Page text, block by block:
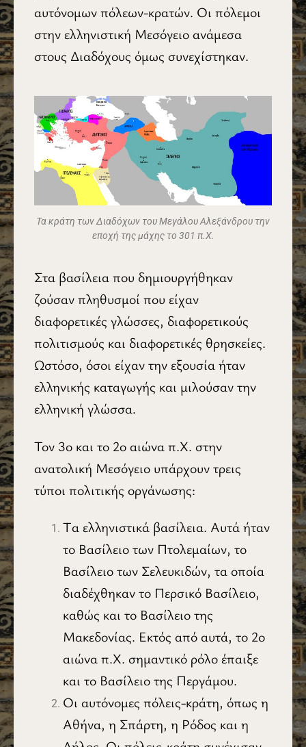
αυτόνομων πόλεων-κρατών. Οι πόλεμοι
στην ελληνιστική Μεσόγειο ανάμεσα
στους Διαδόχους όμως συνεχίστηκαν.
Τα κράτη των Διαδόχων του Μεγάλου Αλεξάνδρου την
εποχή της μάχης το 301 π.Χ.
Στα βασίλεια που δημιουργήθηκαν
ζούσαν πληθυσμοί που είχαν
διαφορετικές γλώσσες, διαφορετικούς
πολιτισμούς και διαφορετικές θρησκείες.
Ωστόσο, όσοι είχαν την εξουσία ήταν
ελληνικής καταγωγής και μιλούσαν την
ελληνική γλώσσα.
Τον 3ο και το 2ο αιώνα π.Χ. στην
ανατολική Μεσόγειο υπάρχουν τρεις
τύποι πολιτικής οργάνωσης:
Tα ελληνιστικά βασίλεια. Αυτά ήταν
το Βασίλειο των Πτολεμαίων, το
Βασίλειο των Σελευκιδών, τα οποία
διαδέχθηκαν το Περσικό Βασίλειο,
καθώς και το Βασίλειο της
Μακεδονίας. Εκτός από αυτά, το 2ο
αιώνα π.Χ. σημαντικό ρόλο έπαιξε
και το Βασίλειο της Περγάμου.
Οι αυτόνομες πόλεις-κράτη, όπως η
Αθήνα, η Σπάρτη, η Ρόδος και η